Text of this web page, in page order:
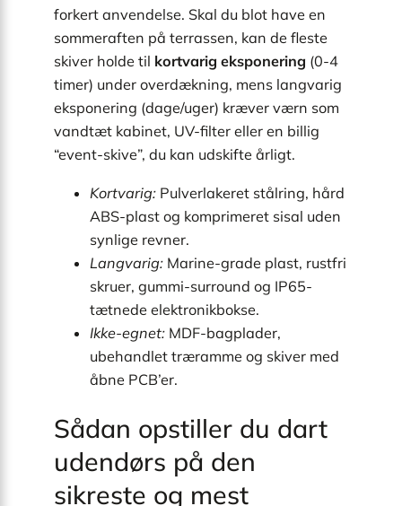
forkert anvendelse. Skal du blot have en
sommeraften på terrassen, kan de fleste
skiver holde til kortvarig eksponering (0-4
timer) under overdækning, mens langvarig
eksponering (dage/uger) kræver værn som
vandtæt kabinet, UV-filter eller en billig
“event-skive”, du kan udskifte årligt.
Kortvarig: Pulverlakeret stålring, hård
ABS-plast og komprimeret sisal uden
synlige revner.
Langvarig: Marine-grade plast, rustfri
skruer, gummi-surround og IP65-
tætnede elektronikbokse.
Ikke-egnet: MDF-bagplader,
ubehandlet træramme og skiver med
åbne PCB’er.
Sådan opstiller du dart
udendørs på den
sikreste og mest